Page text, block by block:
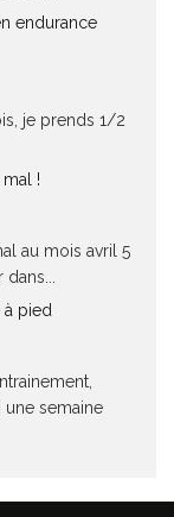
endurance
je prends 1/2
mal !
au mois avril 5
à pied
une semaine